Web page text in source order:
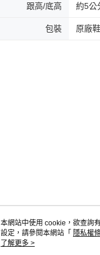
跟高/底高 約5公
包裝 原廠
本網站中使用 cookie，欲查詢
設定，請參閱本網站「 隱私權
使用 cookie。
了解更多 >